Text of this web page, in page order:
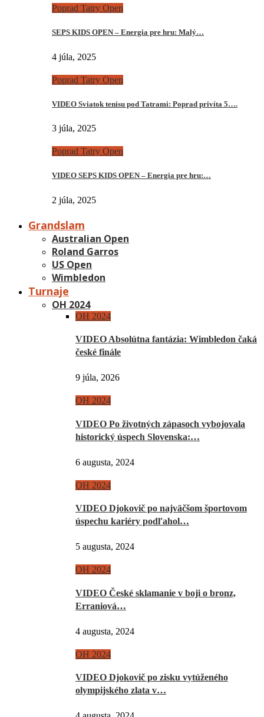
Poprad Tatry Open
SEPS KIDS OPEN – Energia pre hru: Malý…
4 júla, 2025
Poprad Tatry Open
VIDEO Sviatok tenisu pod Tatrami: Poprad privíta 5….
3 júla, 2025
Poprad Tatry Open
VIDEO SEPS KIDS OPEN – Energia pre hru:…
2 júla, 2025
Grandslam
Australian Open
Roland Garros
US Open
Wimbledon
Turnaje
OH 2024
OH 2024
VIDEO Absolútna fantázia: Wimbledon čaká
české finále
9 júla, 2026
OH 2024
VIDEO Po životných zápasoch vybojovala
historický úspech Slovenska:…
6 augusta, 2024
OH 2024
VIDEO Djokovič po najväčšom športovom
úspechu kariéry podľahol…
5 augusta, 2024
OH 2024
VIDEO České sklamanie v boji o bronz,
Erraniová…
4 augusta, 2024
OH 2024
VIDEO Djokovič po zisku vytúženého
olympijského zlata v…